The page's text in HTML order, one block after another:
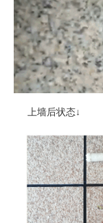
上墙后状态↓